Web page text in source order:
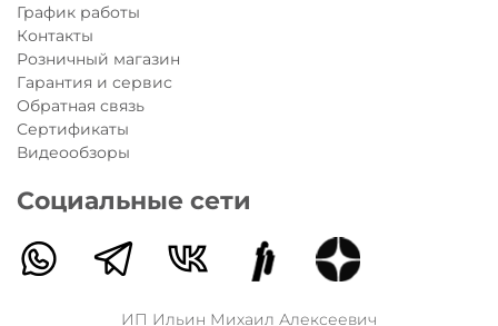
График работы
Контакты
Розничный магазин
Гарантия и сервис
Обратная связь
Сертификаты
Видеообзоры
Социальные сети
ИП Ильин Михаил Алексеевич